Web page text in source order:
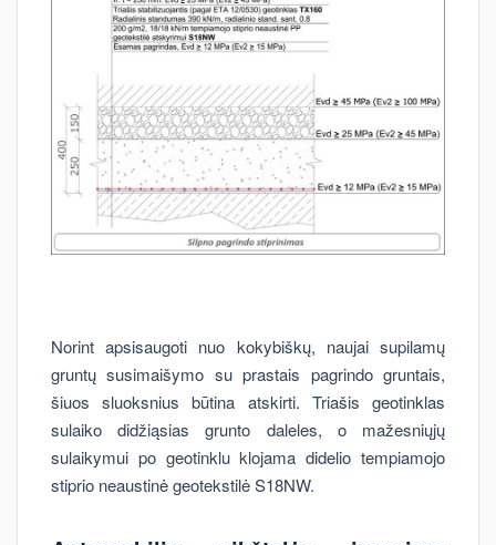
Norint apsisaugoti nuo kokybiškų, naujai supilamų
gruntų susimaišymo su prastais pagrindo gruntais,
šiuos sluoksnius būtina atskirti. Triašis geotinklas
sulaiko didžiąsias grunto daleles, o mažesniųjų
sulaikymui po geotinklu klojama didelio tempiamojo
stiprio neaustinė geotekstilė S18NW.